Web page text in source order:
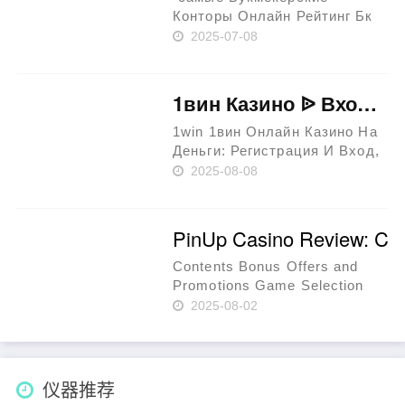
Конторы Онлайн Рейтинг Бк
2024 Content лучшие
Актуальные Акции только
Бонусы Букмекеров где
Предлагают Стра……
2025-07-08
1вин Казино ᐉ Вход же Регистрация На 1win Официальный Сайт
1win 1вин Онлайн Казино На
Деньги: Регистрация И Вход,
официальным Сайт Content
Зеркало 1win Casino - Как
Играть Он……
2025-08-08
PinUp Casino Review:
Contents Bonus Offers and
Promotions Game Selection
and Software Payment
Security and Reviews PinUp
pinup casino is a leading
2025-08-02
仪器推荐